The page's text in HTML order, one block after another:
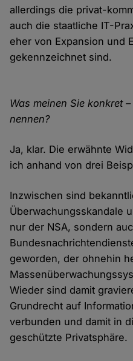
allerdings die privat-
auch die staatliche IT-
eher von Expansion und
gekennzeichnet sind.
Was meinen Sie konkret
nennen?
Ja, klar. Die erwähnte
ich anhand von drei
Inzwischen sind
Überwachungsskandale
nur der NSA, sondern
geworden, der ohnehin
Wieder sind damit
Grundrecht auf
verbunden und damit in
geschützte Privatsphäre.